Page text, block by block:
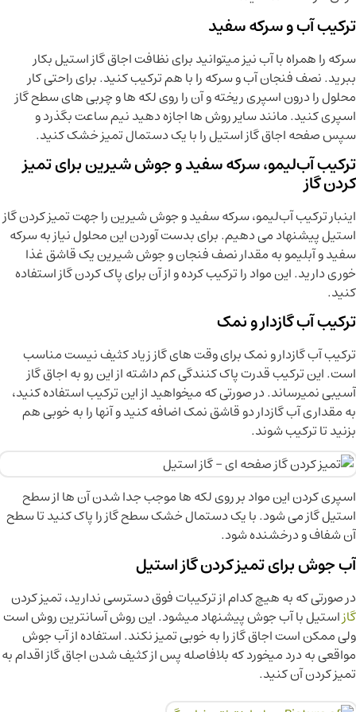
ترکیب آب و سرکه سفید
سرکه را همراه با آب نیز میتوانید برای نظافت اجاق گاز استيل بکار
ببرید. نصف فنجان آب و سرکه را با هم ترکیب کنید. برای راحتی کار
محلول را درون اسپری ریخته و آن را روی لکه ها و چربی های سطح گاز
اسپری کنید. مانند سایر روش ها اجازه دهید نیم ساعت بگذرد و
سپس صفحه اجاق گاز استیل را با یک دستمال تمیز خشک کنید.
ترکیب آب‌لیمو، سرکه سفید و جوش شیرین برای تمیز
کردن گاز
اینبار ترکیب آب‌لیمو، سرکه سفید و جوش شیرین را جهت تمیز کردن گاز
استیل پیشنهاد می دهیم. برای بدست آوردن این محلول نیاز به سرکه
سفید و آبلیمو به مقدار نصف فنجان و جوش شیرین یک قاشق غذا
خوری دارید. این مواد را ترکیب کرده و از آن برای پاک کردن گاز استفاده
کنید.
ترکیب آب گازدار و نمک
ترکیب آب گازدار و نمک برای وقت های گاز زیاد کثیف نیست مناسب
است. این ترکیب قدرت پاک کنندگی کم داشته از این رو به اجاق گاز
آسیبی نمیرساند. در صورتی که میخواهید از این ترکیب استفاده کنید،
به مقداری آب گازدار دو قاشق نمک اضافه کنید و آنها را به خوبی هم
بزنید تا ترکیب شوند.
اسپری کردن این مواد بر روی لکه ها موجب جدا شدن آن ها از سطح
استیل گاز می شود. با یک دستمال خشک سطح گاز را پاک کنید تا سطح
آن شفاف و درخشنده شود.
آب جوش برای تمیز کردن گاز استیل
در صورتی که به هیچ کدام از ترکیبات فوق دسترسی ندارید، تمیز کردن
گازاستیل با آب جوش پیشنهاد میشود. این روش آسانترین روش است
ولی ممکن است اجاق گاز را به خوبی تمیز نکند. استفاده از آب جوش
مواقعی به درد میخورد که بلافاصله پس از کثیف شدن اجاق گاز اقدام به
تمیز کردن آن کنید.